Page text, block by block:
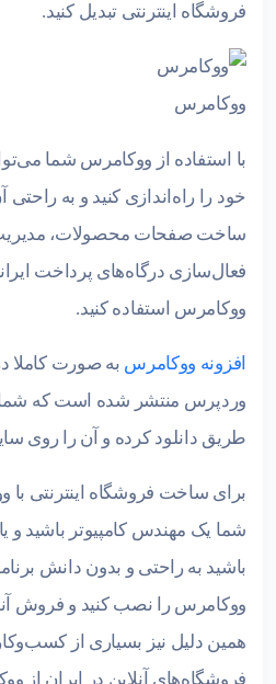
فروشگاه اینترنتی تبدیل کنید.
ووکامرس
با استفاده از ووکامرس شما
خود را راه‌اندازی کنید و به راحتی
ساخت صفحات محصولات،
فعال‌سازی درگاه‌های پرداخت
ووکامرس استفاده کنید.
افزونه ووکامرس به صورت کاملا
وردپرس منتشر شده است که شما
طریق دانلود کرده و آن را روی
برای ساخت فروشگاه اینترنتی
شما یک مهندس کامپیوتر باشید و
باشید به راحتی و بدون دانش
ووکامرس را نصب کنید و فروش
همین دلیل نیز بسیاری از
فروشگاه‌های آنلاین در ایران از